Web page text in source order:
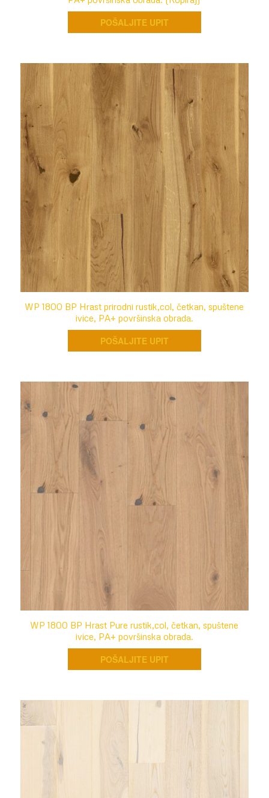
POŠALJITE UPIT
WP 1800 BP Hrast prirodni rustik,col, četkan, spuštene
ivice, PA+ površinska obrada.
POŠALJITE UPIT
WP 1800 BP Hrast Pure rustik,col, četkan, spuštene
ivice, PA+ površinska obrada.
POŠALJITE UPIT